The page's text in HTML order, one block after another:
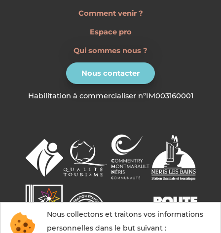
Comment venir ?
Espace pro
Qui sommes nous ?
Nous contacter
Habilitation à commercialiser n°IM003160001
Nous collectons et traitons vos informations
personnelles dans le but suivant :